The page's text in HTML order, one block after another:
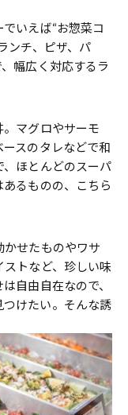
いえば“お惣菜コ
ンチ、ピザ、パ
幅広く対応するラ
マグロやサーモ
スのタレなどで和
、ほとんどのスーパ
るものの、こちら
かせたものやワサ
トなど、珍しい味
自由自在なので、
つけたい。そんな誘